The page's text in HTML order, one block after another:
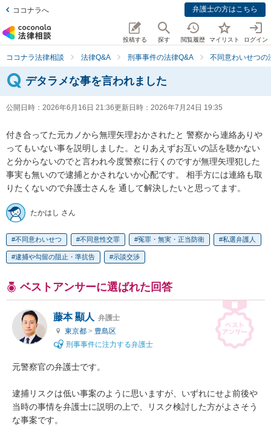
ココナラへ 弁護士の方はこちら
投稿する 探す 閲覧履歴 マイリスト ログイン
ココナラ法律相談 法律Q&A 刑事事件の法律Q&A 不同意わいせつの
デタラメな事を言われました
公開日時： 2026年6月16日 21:36更新日時： 2026年7月24日 19:35
付き合ってた元カノから無理矢理おかされたと 警察から連絡ありや
ってもいない事を説明しました。とりあえずお互いの話を聴かない
と分からないのでと言われ今度警察に行くのですが無理矢理犯した
事実も無いので逮捕とかされないか心配です。 相手方には連絡も取
りたくないので弁護士さんを 通して解決したいと思ってます。
たかはし さん
不同意わいせつ 不同意性交罪 冤罪・無実・正当防衛 私選弁護人
逮捕や勾留の阻止・準抗告 示談交渉
ベストアンサーに選ばれた回答
藤本 顯人 弁護士
東京都 > 豊島区
刑事事件に注力する弁護士
元警察官の弁護士です。
逮捕リスクは低い事案のように思いますが、いずれにせよ前後や
当時の事情を弁護士に説明の上で、リスク検討した方がよさそう
な事案です。